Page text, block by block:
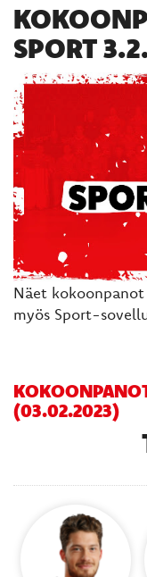
SPORT
Näet
myös Sport-
(03.02.2023)